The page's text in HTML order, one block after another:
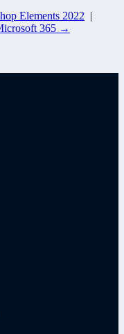
Elements 2022 |
365 →